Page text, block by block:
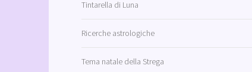
Tintarella di Luna
Ricerche astrologiche
Tema natale della Strega